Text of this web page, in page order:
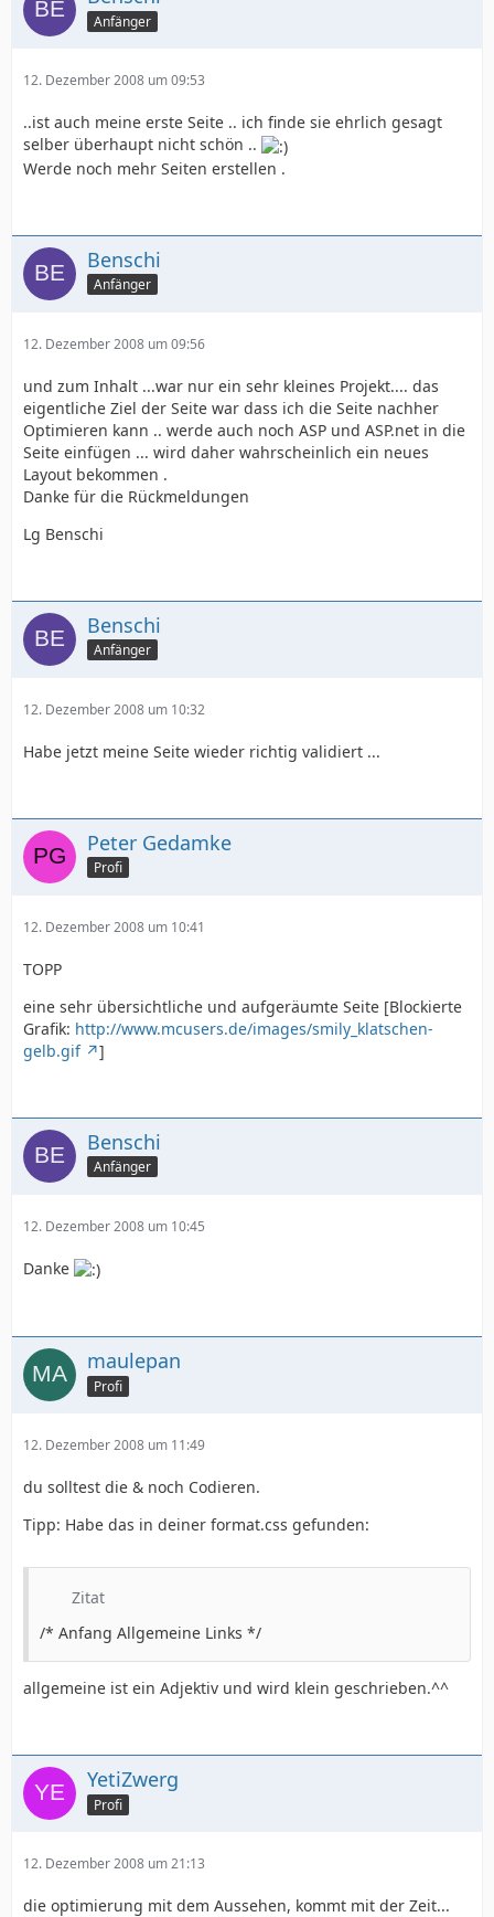
Anfänger
12. Dezember 2008 um 09:53
..ist auch meine erste Seite .. ich finde sie ehrlich gesagt
selber überhaupt nicht schön ..
Werde noch mehr Seiten erstellen .
Benschi
Anfänger
12. Dezember 2008 um 09:56
und zum Inhalt ...war nur ein sehr kleines Projekt.... das
eigentliche Ziel der Seite war dass ich die Seite nachher
Optimieren kann .. werde auch noch ASP und ASP.net in die
Seite einfügen ... wird daher wahrscheinlich ein neues
Layout bekommen .
Danke für die Rückmeldungen
Lg Benschi
Benschi
Anfänger
12. Dezember 2008 um 10:32
Habe jetzt meine Seite wieder richtig validiert ...
Peter Gedamke
Profi
12. Dezember 2008 um 10:41
TOPP
eine sehr übersichtliche und aufgeräumte Seite [Blockierte
Grafik: http://www.mcusers.de/images/smily_klatschen-
gelb.gif
]
Benschi
Anfänger
12. Dezember 2008 um 10:45
Danke
maulepan
Profi
12. Dezember 2008 um 11:49
du solltest die & noch Codieren.
Tipp: Habe das in deiner format.css gefunden:
Zitat
/* Anfang Allgemeine Links */
allgemeine ist ein Adjektiv und wird klein geschrieben.^^
YetiZwerg
Profi
12. Dezember 2008 um 21:13
die optimierung mit dem Aussehen, kommt mit der Zeit...